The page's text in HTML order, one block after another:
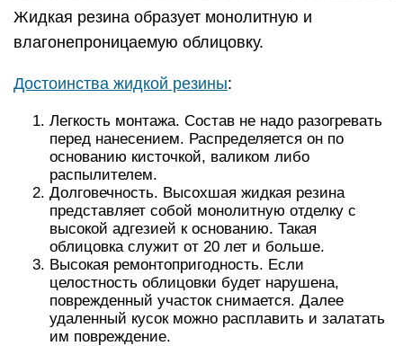
Жидкая резина образует монолитную и
влагонепроницаемую облицовку.
Достоинства жидкой резины:
Легкость монтажа. Состав не надо разогревать
перед нанесением. Распределяется он по
основанию кисточкой, валиком либо
распылителем.
Долговечность. Высохшая жидкая резина
представляет собой монолитную отделку с
высокой адгезией к основанию. Такая
облицовка служит от 20 лет и больше.
Высокая ремонтопригодность. Если
целостность облицовки будет нарушена,
поврежденный участок снимается. Далее
удаленный кусок можно расплавить и залатать
им повреждение.